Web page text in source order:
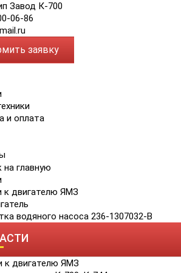
06-86
заявку
и оплата
к двигателю ЯМЗ
водяного насоса 236-1307032-В
к двигателю ЯМЗ